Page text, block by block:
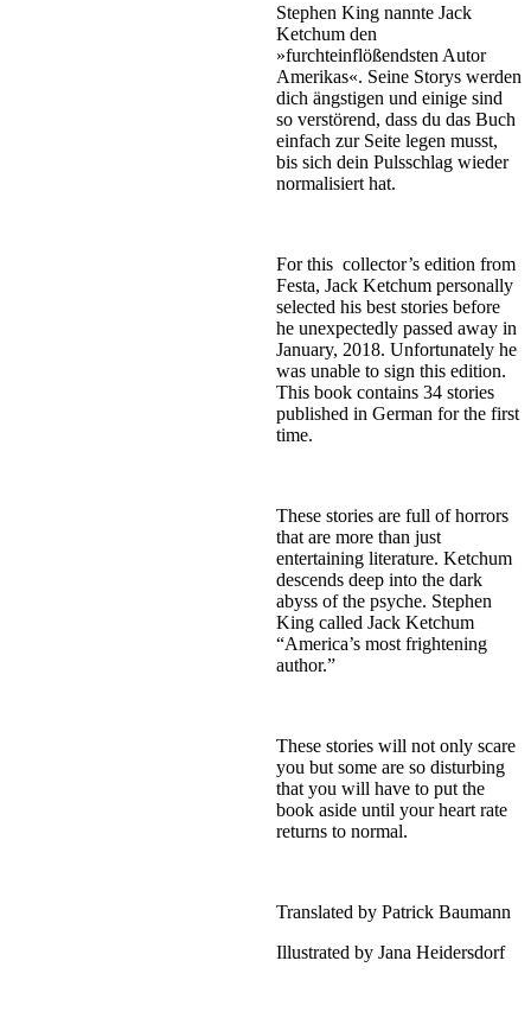
Stephen King nannte Jack
Ketchum den
»furchteinflößendsten Autor
Amerikas«. Seine Storys werden
dich ängstigen und einige sind
so verstörend, dass du das Buch
einfach zur Seite legen musst,
bis sich dein Pulsschlag wieder
normalisiert hat.
For this collector’s edition from
Festa, Jack Ketchum personally
selected his best stories before
he unexpectedly passed away in
January, 2018. Unfortunately he
was unable to sign this edition.
This book contains 34 stories
published in German for the first
time.
These stories are full of horrors
that are more than just
entertaining literature. Ketchum
descends deep into the dark
abyss of the psyche. Stephen
King called Jack Ketchum
“America’s most frightening
author.”
These stories will not only scare
you but some are so disturbing
that you will have to put the
book aside until your heart rate
returns to normal.
Translated by Patrick Baumann
Illustrated by Jana Heidersdorf